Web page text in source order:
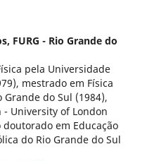
FURG - Rio Grande do
pela Universidade
mestrado em Física
do Sul (1984),
University of London
em Educação
do Rio Grande do Sul